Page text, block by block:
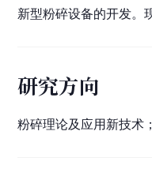
新型粉碎设备的开发。
研究方向
粉碎理论及应用新技术